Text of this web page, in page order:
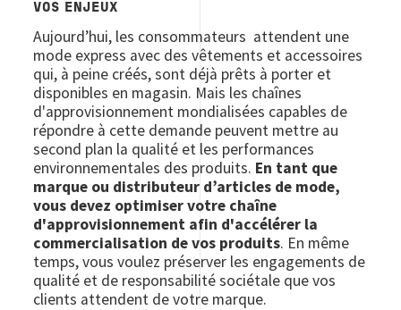
VOS ENJEUX
Aujourd’hui, les consommateurs attendent une
mode express avec des vêtements et accessoires
qui, à peine créés, sont déjà prêts à porter et
disponibles en magasin. Mais les chaînes
d'approvisionnement mondialisées capables de
répondre à cette demande peuvent mettre au
second plan la qualité et les performances
environnementales des produits. En tant que
marque ou distributeur d’articles de mode,
vous devez optimiser votre chaîne
d'approvisionnement afin d'accélérer la
commercialisation de vos produits. En même
temps, vous voulez préserver les engagements de
qualité et de responsabilité sociétale que vos
clients attendent de votre marque.